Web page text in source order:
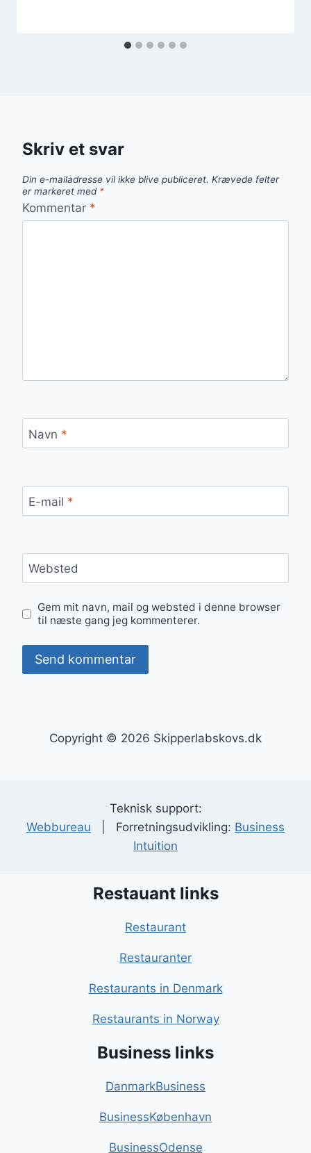
Skriv et svar
Din e-mailadresse vil ikke blive publiceret. Krævede felter
er markeret med *
Kommentar *
Navn *
E-mail *
Websted
Gem mit navn, mail og websted i denne browser
til næste gang jeg kommenterer.
Copyright © 2026 Skipperlabskovs.dk
Teknisk support:
Webbureau | Forretningsudvikling: Business
Intuition
Restauant links
Restaurant
Restauranter
Restaurants in Denmark
Restaurants in Norway
Business links
DanmarkBusiness
BusinessKøbenhavn
BusinessOdense